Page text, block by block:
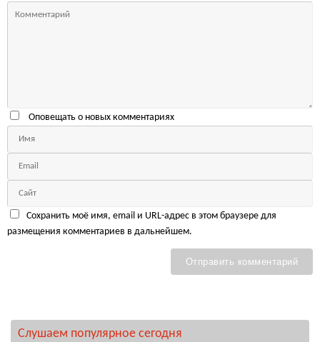
Оповещать о новых комментариях
Сохранить моё имя, email и URL-адрес в этом браузере для
размещения комментариев в дальнейшем.
Слушаем популярное сегодня